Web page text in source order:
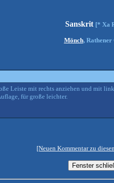
Sanskrit [* Xa
Mönch, Rathener
Leiste mit rechts anziehen und mit
für große leichter.
[Neuen Kommentar zu